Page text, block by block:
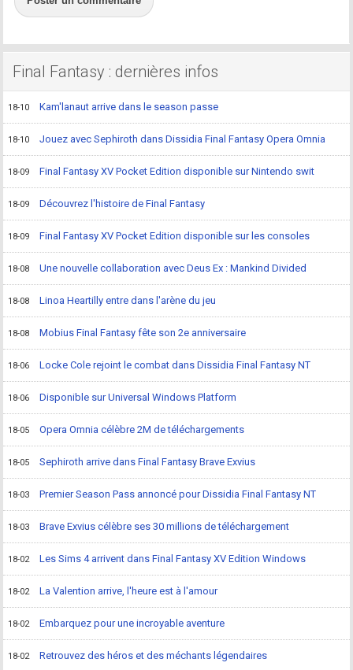
Final Fantasy : dernières infos
18-10 Kam'lanaut arrive dans le season passe
18-10 Jouez avec Sephiroth dans Dissidia Final Fantasy Opera Omnia
18-09 Final Fantasy XV Pocket Edition disponible sur Nintendo swit
18-09 Découvrez l'histoire de Final Fantasy
18-09 Final Fantasy XV Pocket Edition disponible sur les consoles
18-08 Une nouvelle collaboration avec Deus Ex : Mankind Divided
18-08 Linoa Heartilly entre dans l'arène du jeu
18-08 Mobius Final Fantasy fête son 2e anniversaire
18-06 Locke Cole rejoint le combat dans Dissidia Final Fantasy NT
18-06 Disponible sur Universal Windows Platform
18-05 Opera Omnia célèbre 2M de téléchargements
18-05 Sephiroth arrive dans Final Fantasy Brave Exvius
18-03 Premier Season Pass annoncé pour Dissidia Final Fantasy NT
18-03 Brave Exvius célèbre ses 30 millions de téléchargement
18-02 Les Sims 4 arrivent dans Final Fantasy XV Edition Windows
18-02 La Valention arrive, l'heure est à l'amour
18-02 Embarquez pour une incroyable aventure
18-02 Retrouvez des héros et des méchants légendaires